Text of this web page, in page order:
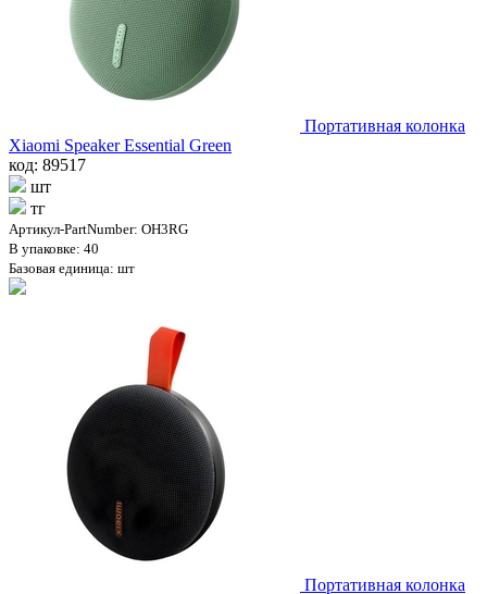
Портативная колонка
Xiaomi Speaker Essential Green
код: 89517
шт
тг
Артикул-PartNumber: OH3RG
В упаковке: 40
Базовая единица: шт
Портативная колонка